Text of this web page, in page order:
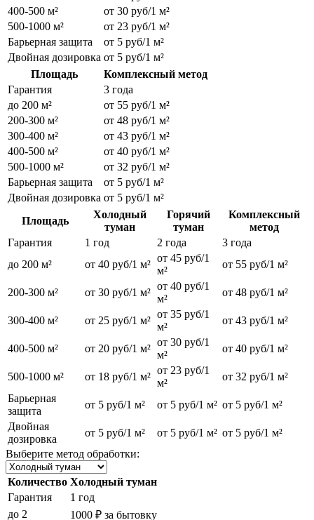
400-500 м²
от 30 руб/1 м²
500-1000 м²
от 23 руб/1 м²
Барьерная защита
от 5 руб/1 м²
Двойная дозировка от 5 руб/1 м²
Площадь
Комплексный метод
Гарантия
3 года
до 200 м²
от 55 руб/1 м²
200-300 м²
от 48 руб/1 м²
300-400 м²
от 43 руб/1 м²
400-500 м²
от 40 руб/1 м²
500-1000 м²
от 32 руб/1 м²
Барьерная защита
от 5 руб/1 м²
Двойная дозировка от 5 руб/1 м²
Площадь
Холодный
туман
Горячий
туман
Комплексный
метод
Гарантия
1 год 2 года
3 года
до 200 м²
от 40 руб/1 м²
от 45 руб/1
м²
от 55 руб/1 м²
200-300 м² от 30 руб/1 м²
от 40 руб/1
м²
от 48 руб/1 м²
300-400 м² от 25 руб/1 м²
от 35 руб/1
м²
от 43 руб/1 м²
400-500 м² от 20 руб/1 м²
от 30 руб/1
м²
от 40 руб/1 м²
500-1000 м² от 18 руб/1 м²
от 23 руб/1
м²
от 32 руб/1 м²
Барьерная
защита
от 5 руб/1 м² от 5 руб/1 м² от 5 руб/1 м²
Двойная
дозировка
от 5 руб/1 м² от 5 руб/1 м² от 5 руб/1 м²
Выберите метод обработки:
Количество Холодный туман
Гарантия
1 год
до 2
1000 ₽ за бытовку